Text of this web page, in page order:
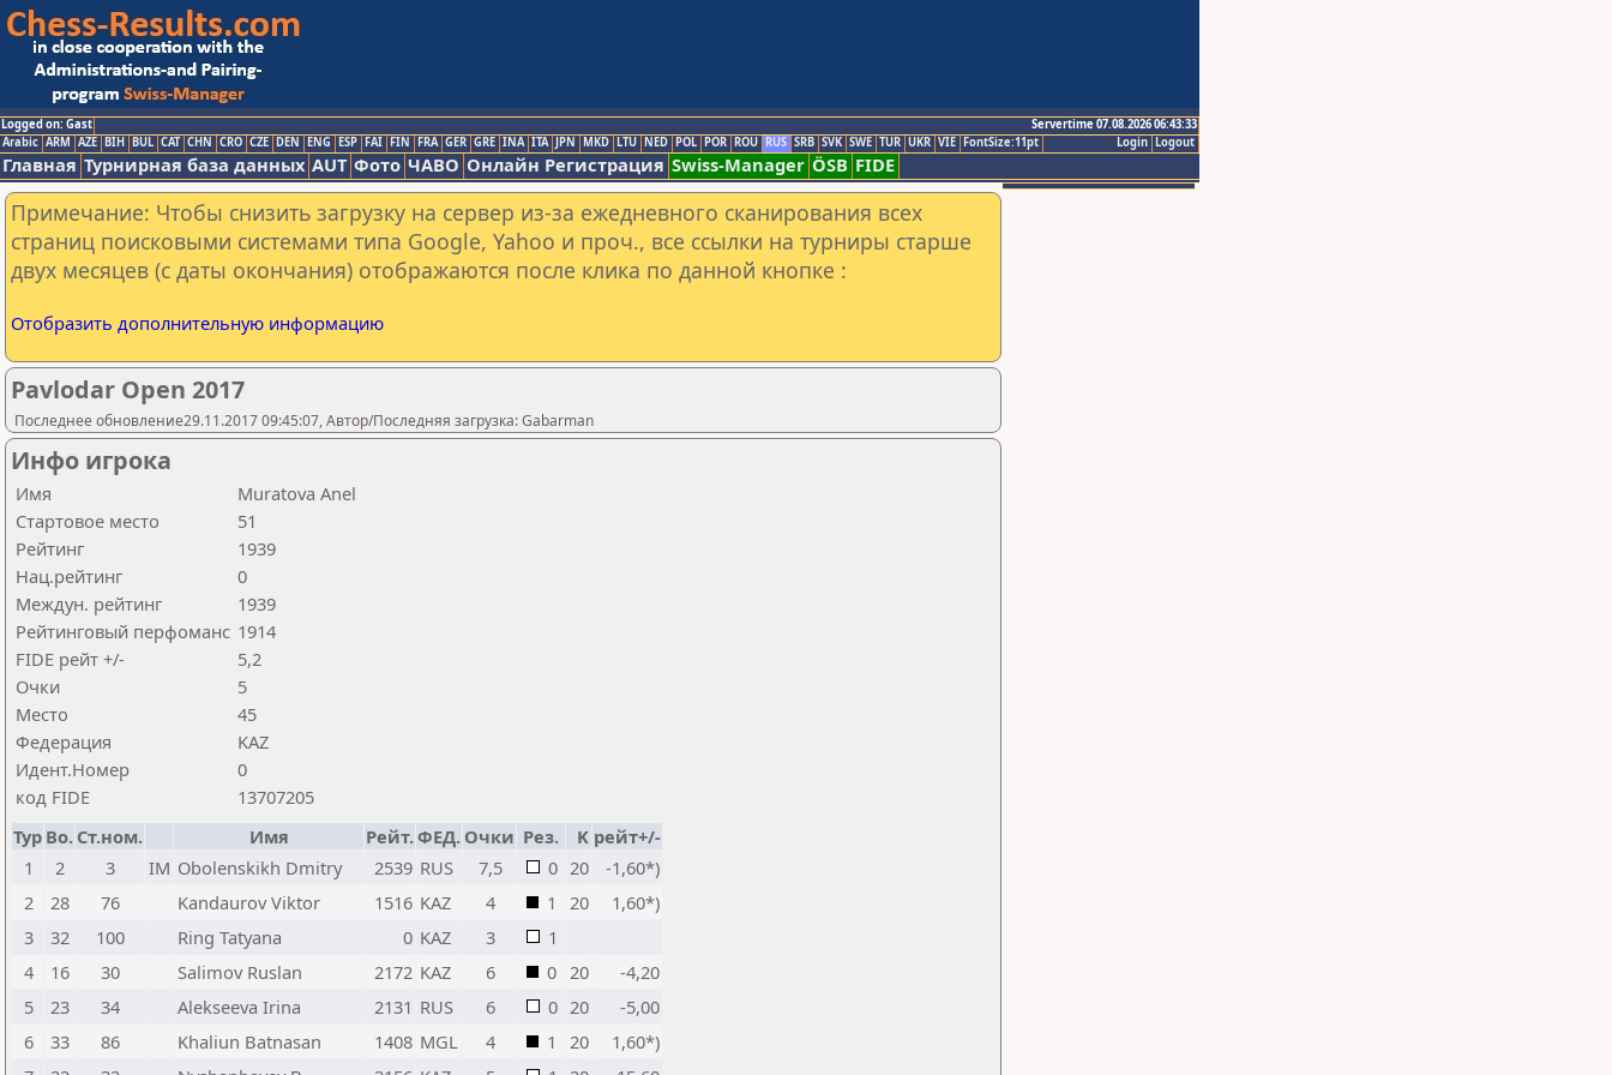
Logged on: Gast
Servertime 07.08.2026 06:43:33
Logout
Login
Arabic ARM AZE BIH BUL CAT CHN CRO CZE DEN ENG ESP FAI FIN FRA GER GRE INA ITA JPN MKD LTU NED POL POR ROU RUS SRB SVK SWE TUR UKR VIE FontSize:11pt
Главная Турнирная база данных AUT Фото ЧАВО Онлайн Регистрация Swiss-Manager ÖSB FIDE
Примечание: Чтобы снизить загрузку на сервер из-за ежедневного сканирования всех
страниц поисковыми системами типа Google, Yahoo и проч., все ссылки на турниры старше
двух месяцев (с даты окончания) отображаются после клика по данной кнопке :
Отобразить дополнительную информацию
Pavlodar Open 2017
Последнее обновление29.11.2017 09:45:07, Автор/Последняя загрузка: Gabarman
Инфо игрока
Имя
Muratova Anel
Стартовое место
51
Рейтинг
1939
Нац.рейтинг
0
Междун. рейтинг
1939
Рейтинговый перфоманс 1914
FIDE рейт +/-
5,2
Очки
5
Место
45
Федерация
KAZ
Идент.Номер
0
код FIDE
13707205
Тур Bo. Ст.ном. Имя Рейт.ФЕД. Очки Рез. K рейт+/-
1
2 3 IM Obolenskikh Dmitry 2539 RUS 7,5 0 20
-1,60*)
2
28 76 Kandaurov Viktor 1516 KAZ 4 1 20
1,60*)
3
32 100 Ring Tatyana 0 KAZ 3
1
4
16 30 Salimov Ruslan 2172 KAZ 6 0 20
-4,20
5
23 34 Alekseeva Irina 2131 RUS 6 0 20
-5,00
6
33 86 Khaliun Batnasan 1408 MGL 4 1 20
1,60*)